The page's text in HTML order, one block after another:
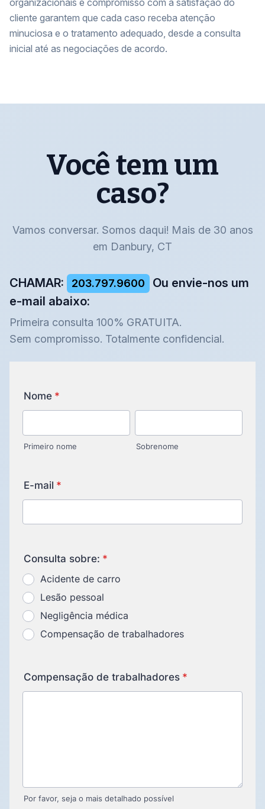
cliente garantem que cada caso receba atenção
minuciosa e o tratamento adequado, desde a consulta
inicial até as negociações de acordo.
Você tem um
caso?
Vamos conversar. Somos daqui! Mais de 30 anos
em Danbury, CT
CHAMAR: 203.797.9600
Ou envie-nos um
e-mail abaixo:
Primeira consulta 100% GRATUITA.
Sem compromisso. Totalmente confidencial.